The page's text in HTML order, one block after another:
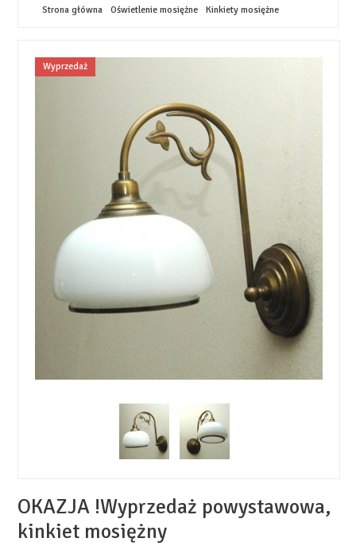
Strona główna Oświetlenie mosiężne Kinkiety mosiężne
Wyprzedaż
OKAZJA !Wyprzedaż powystawowa,
kinkiet mosiężny